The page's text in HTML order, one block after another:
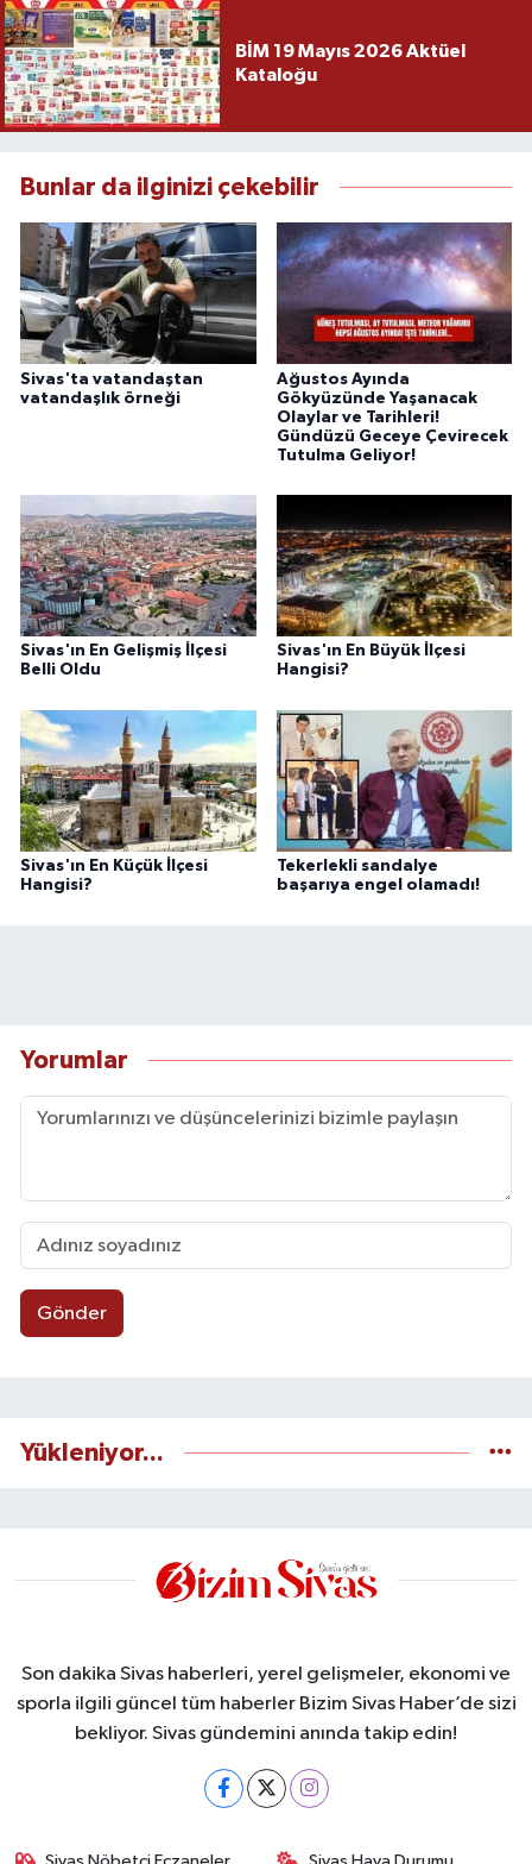
BİM 19 Mayıs 2026 Aktüel
Kataloğu
Bunlar da ilginizi çekebilir
Sivas'ta vatandaştan
vatandaşlık örneği
Ağustos Ayında
Gökyüzünde Yaşanacak
Olaylar ve Tarihleri!
Gündüzü Geceye Çevirecek
Tutulma Geliyor!
Sivas'ın En Gelişmiş İlçesi
Belli Oldu
Sivas'ın En Büyük İlçesi
Hangisi?
Sivas'ın En Küçük İlçesi
Hangisi?
Tekerlekli sandalye
başarıya engel olamadı!
Yorumlar
Gönder
Yükleniyor...
Son dakika Sivas haberleri, yerel gelişmeler, ekonomi ve
sporla ilgili güncel tüm haberler Bizim Sivas Haber’de sizi
bekliyor. Sivas gündemini anında takip edin!